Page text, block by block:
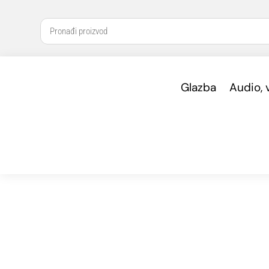
Glazba Audio,